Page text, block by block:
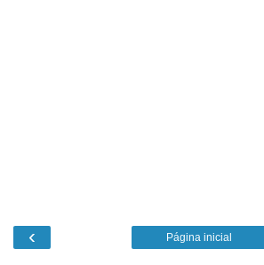
‹ Página inicial